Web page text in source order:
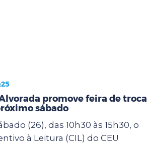
promove feira de troca
sábado
(26), das 10h30 às 15h30, o
à Leitura (CIL) do CEU